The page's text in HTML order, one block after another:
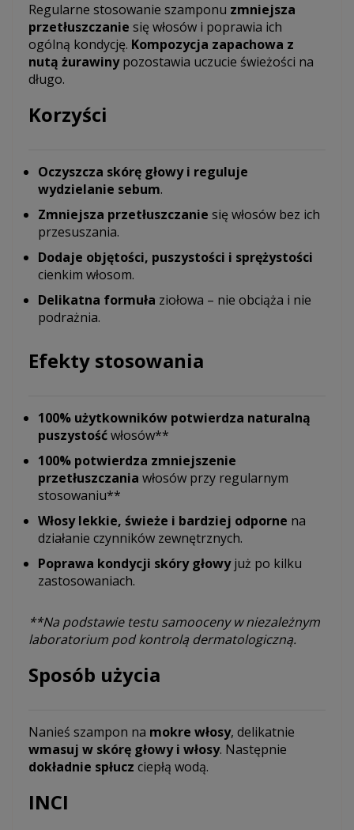
Regularne stosowanie szamponu zmniejsza
przetłuszczanie się włosów i poprawia ich
ogólną kondycję. Kompozycja zapachowa z
nutą żurawinypozostawia uczucie świeżości na
długo.
Korzyści
Oczyszcza skórę głowy i reguluje
wydzielanie sebum.
Zmniejsza przetłuszczanie się włosów bez ich
przesuszania.
Dodaje objętości, puszystości i sprężystości
cienkim włosom.
Delikatna formuła ziołowa – nie obciąża i nie
podrażnia.
Efekty stosowania
100% użytkowników potwierdza naturalną
puszystośćwłosów**
100% potwierdza zmniejszenie
przetłuszczania włosów przy regularnym
stosowaniu**
Włosy lekkie, świeże i bardziej odporne na
działanie czynników zewnętrznych.
Poprawa kondycji skóry głowyjuż po kilku
zastosowaniach.
**Na podstawie testu samooceny w niezależnym
laboratorium pod kontrolą dermatologiczną.
Sposób użycia
Nanieś szampon na mokre włosy, delikatnie
wmasuj w skórę głowy i włosy. Następnie
dokładnie spłucz ciepłą wodą.
INCI